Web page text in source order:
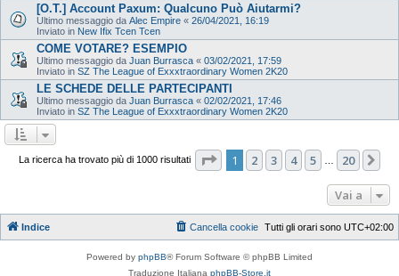
[O.T.] Account Paxum: Qualcuno Può Aiutarmi?
Ultimo messaggio da Alec Empire « 26/04/2021, 16:19
Inviato in New Ifix Tcen Tcen
COME VOTARE? ESEMPIO
Ultimo messaggio da Juan Burrasca « 03/02/2021, 17:59
Inviato in SZ The League of Exxxtraordinary Women 2K20
LE SCHEDE DELLE PARTECIPANTI
Ultimo messaggio da Juan Burrasca « 02/02/2021, 17:46
Inviato in SZ The League of Exxxtraordinary Women 2K20
La ricerca ha trovato più di 1000 risultati Pagina di 20
1 2 3 4 5 20
Vai a
Indice Tutti gli orari sono UTC+02:00
Cancella cookie
Powered by phpBB® Forum Software © phpBB Limited
Traduzione Italiana phpBB-Store.it